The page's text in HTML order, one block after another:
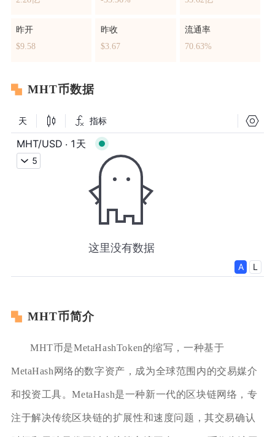
昨开
$9.58
昨收
$3.67
流通率
70.63%
MHT币数据
MHT币简介
MHT币是MetaHashToken的缩写，一种基于
MetaHash网络的数字资产，成为全球范围内的交易媒介
和投资工具。MetaHash是一种新一代的区块链网络，专
注于解决传统区块链的扩展性和速度问题，其交易确认